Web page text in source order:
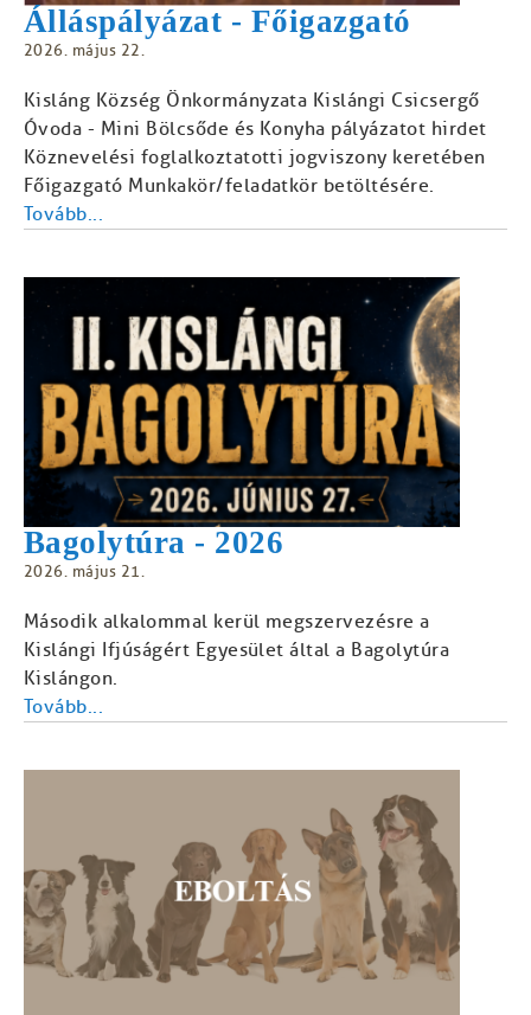
Álláspályázat - Főigazgató
2026. május 22.
Kisláng Község Önkormányzata Kislángi Csicsergő
Óvoda - Mini Bölcsőde és Konyha pályázatot hirdet
Köznevelési foglalkoztatotti jogviszony keretében
Főigazgató Munkakör/feladatkör betöltésére.
Tovább...
Bagolytúra - 2026
2026. május 21.
Második alkalommal kerül megszervezésre a
Kislángi Ifjúságért Egyesület által a Bagolytúra
Kislángon.
Tovább...